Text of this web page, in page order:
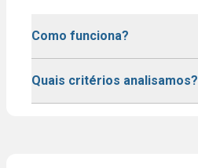
Como funciona?
Quais critérios analisamos?